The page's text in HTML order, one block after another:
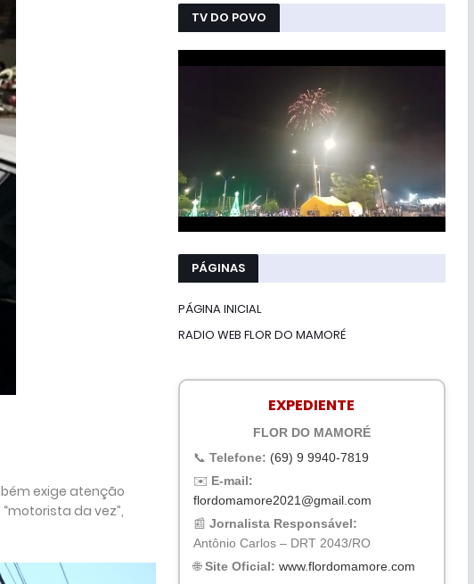
exige atenção
da vez”,
TV DO POVO
PÁGINAS
PÁGINA INICIAL
RADIO WEB FLOR DO MAMORÉ
EXPEDIENTE
FLOR DO MAMORÉ
📞 Telefone: (69) 9 9940-7819
✉️ E-mail:
flordomamore2021@gmail.com
📰 Jornalista Responsável:
Antônio Carlos – DRT 2043/RO
🌐Site Oficial: www.flordomamore.com